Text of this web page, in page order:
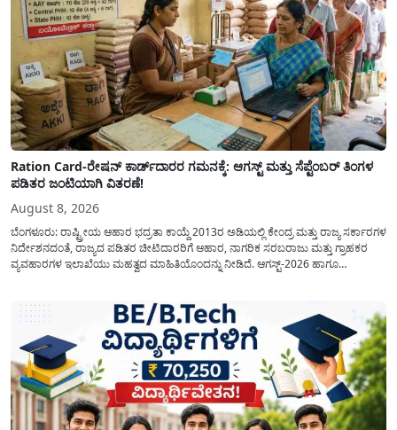
Ration Card-ರೇಷನ್ ಕಾರ್ಡ್‍ದಾರರ ಗಮನಕ್ಕೆ: ಆಗಸ್ಟ್ ಮತ್ತು ಸೆಪ್ಟೆಂಬರ್ ತಿಂಗಳ
ಪಡಿತರ ಜಂಟಿಯಾಗಿ ವಿತರಣೆ!
August 8, 2026
ಬೆಂಗಳೂರು: ರಾಷ್ಟ್ರೀಯ ಆಹಾರ ಭದ್ರತಾ ಕಾಯ್ದೆ 2013ರ ಅಡಿಯಲ್ಲಿ ಕೇಂದ್ರ ಮತ್ತು ರಾಜ್ಯ ಸರ್ಕಾರಗಳ
ನಿರ್ದೇಶನದಂತೆ, ರಾಜ್ಯದ ಪಡಿತರ ಚೀಟಿದಾರರಿಗೆ ಆಹಾರ, ನಾಗರಿಕ ಸರಬರಾಜು ಮತ್ತು ಗ್ರಾಹಕರ
ವ್ಯವಹಾರಗಳ ಇಲಾಖೆಯು ಮಹತ್ವದ ಮಾಹಿತಿಯೊಂದನ್ನು ನೀಡಿದೆ. ಆಗಸ್ಟ್-2026 ಹಾಗೂ